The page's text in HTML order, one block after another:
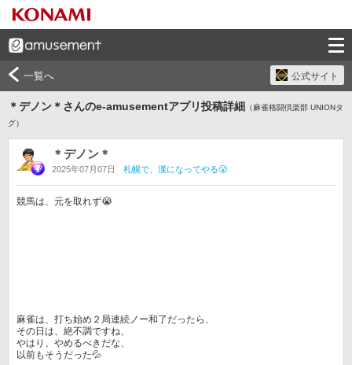
一覧へ 公式サイト
＊デノン＊さんのe-amusementアプリ投稿詳細 （麻雀格闘倶楽部 UNIONタ
グ）
＊デノン＊
2025年07月07日 札幌で、漢になってやる😤
競馬は、元を取れず😭
麻雀は、打ち始め２局連続ノー和了だったら、
その日は、絶不調ですね、
やはり、やめるべきだな、
以前もそうだった💦